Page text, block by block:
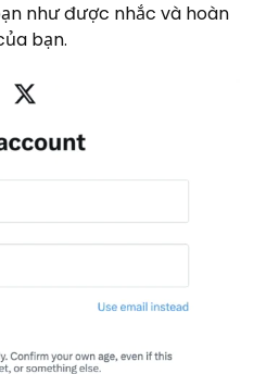
như được nhắc và hoàn
bạn.